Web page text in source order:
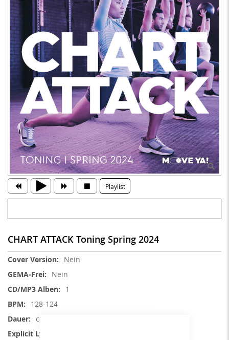
Playlist
CHART ATTACK Toning Spring 2024
Weitere
Nein
Nein
1
128-124
ca. 78 min.